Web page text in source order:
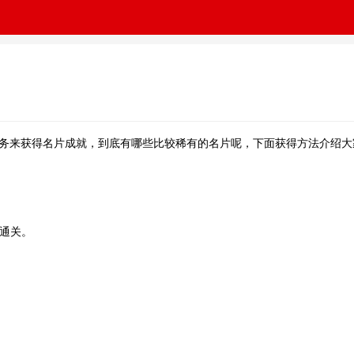
获得名片成就，到底有哪些比较稀有的名片呢，下面获得方法介绍
关。